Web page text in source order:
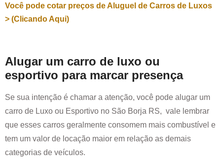
Você pode cotar preços de Aluguel de Carros de Luxos
> (Clicando Aqui)
Alugar um carro de luxo ou
esportivo para marcar presença
Se sua intenção é chamar a atenção, você pode alugar um
carro de Luxo ou Esportivo no São Borja RS, vale lembrar
que esses carros geralmente consomem mais combustível e
tem um valor de locação maior em relação as demais
categorias de veículos.